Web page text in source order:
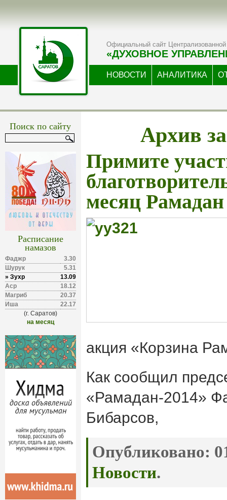
Официальный сайт Централизованной
«ДУХОВНОЕ
НОВОСТИ АНАЛИТИКА
Поиск по сайту
Расписание
намазов
Фаджр
3.30
Шурук
5.31
» Зухр
13.09
Аср
18.12
Магриб
20.37
Иша
22.17
(г. Саратов)
на месяц
Архив
Примите
месяц Рамадан
акция «Корзина
Как сообщил
«Рамадан-2014»
Бибарсов,
Опубликовано:
Новости.